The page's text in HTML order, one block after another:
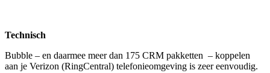
Technisch
Bubble – en daarmee meer dan 175 CRM pakketten – koppelen
aan je Verizon (RingCentral) telefonieomgeving is zeer eenvoudig.